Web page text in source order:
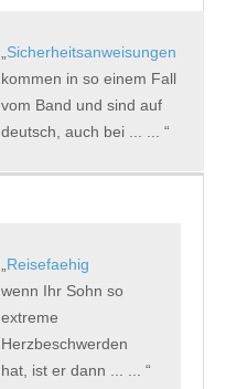
Sicherheitsanweisungen
kommen in so einem Fall
vom Band und sind auf
deutsch, auch bei ... ...
Reisefaehig
wenn Ihr Sohn so
extreme
Herzbeschwerden
hat, ist er dann ... ...